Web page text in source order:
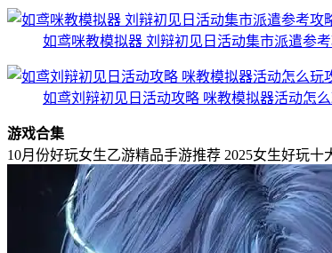
如鸢咪教模拟器 刘辩初见日活动集市派遣参
如鸢刘辩初见日活动攻略 咪教模拟器活动怎
游戏合集
10月份好玩女生乙游精品手游推荐 2025女生好玩十